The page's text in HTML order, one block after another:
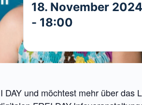
18. November
- 18:00
und möchtest mehr über